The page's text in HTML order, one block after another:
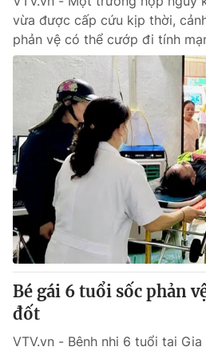
vừa được cấp cứu kịp thời,
phản vệ có thể cướp đi tính
Bé gái 6 tuổi sốc phản
đốt
VTV.vn - Bệnh nhi 6 tuổi tại